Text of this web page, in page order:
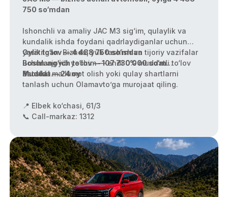
750 so‘mdan
Ishonchli va amaliy JAC M3 sig‘im, qulaylik va
kundalik ishda foydani qadrlaydiganlar uchun
yaratilgan. Biznes, yuk tashish va tijoriy vazifalar
uchun ajoyib yechim — endi 0% muddatli to‘lov
asosida.
Oylik to‘lov — 4 488 750 so‘mdan
Boshlang‘ich to‘lov — 107 730 000 so‘m
Muddat — 24 oy
Batafsil ma’lumot olish yoki qulay shartlarni
tanlash uchun Olamavto’ga murojaat qiling.
📍 Elbek ko‘chasi, 61/3
📞 Call-markaz: 1312